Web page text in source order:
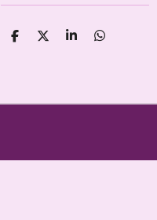
D
D
S
D